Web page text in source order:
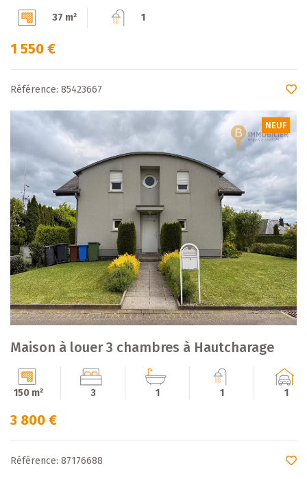
37 m² 1
1 550 €
Référence: 85423667
NEUF
Maison à louer 3 chambres à Hautcharage
150 m² 3 1 1 1
3 800 €
Référence: 87176688